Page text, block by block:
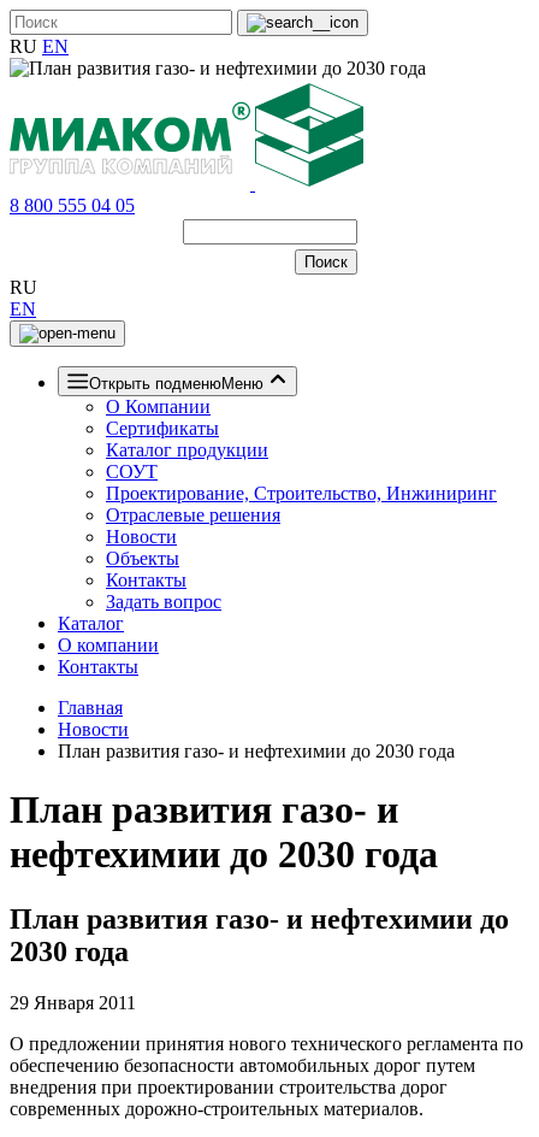
RU EN
8 800 555 04 05
RU
EN
Открыть подменюМеню
О Компании
Сертификаты
Каталог продукции
СОУТ
Проектирование, Строительство, Инжиниринг
Отраслевые решения
Новости
Объекты
Контакты
Задать вопрос
Каталог
О компании
Контакты
Главная
Новости
План развития газо- и нефтехимии до 2030 года
План развития газо- и
нефтехимии до 2030 года
План развития газо- и нефтехимии до
2030 года
29 Января 2011
О предложении принятия нового технического регламента по
обеспечению безопасности автомобильных дорог путем
внедрения при проектировании строительства дорог
современных дорожно-строительных материалов.